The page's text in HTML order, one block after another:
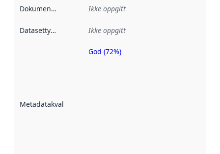
Dokumentasjon Ikke oppgitt
Datasettype Ikke oppgitt
Metadatakvalitet
Metadatakvalitet
God (72%)